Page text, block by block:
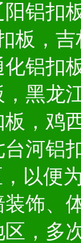
铝扣
板，
铝扣
黑龙
，鸡
河铝
以便
饰、
，多